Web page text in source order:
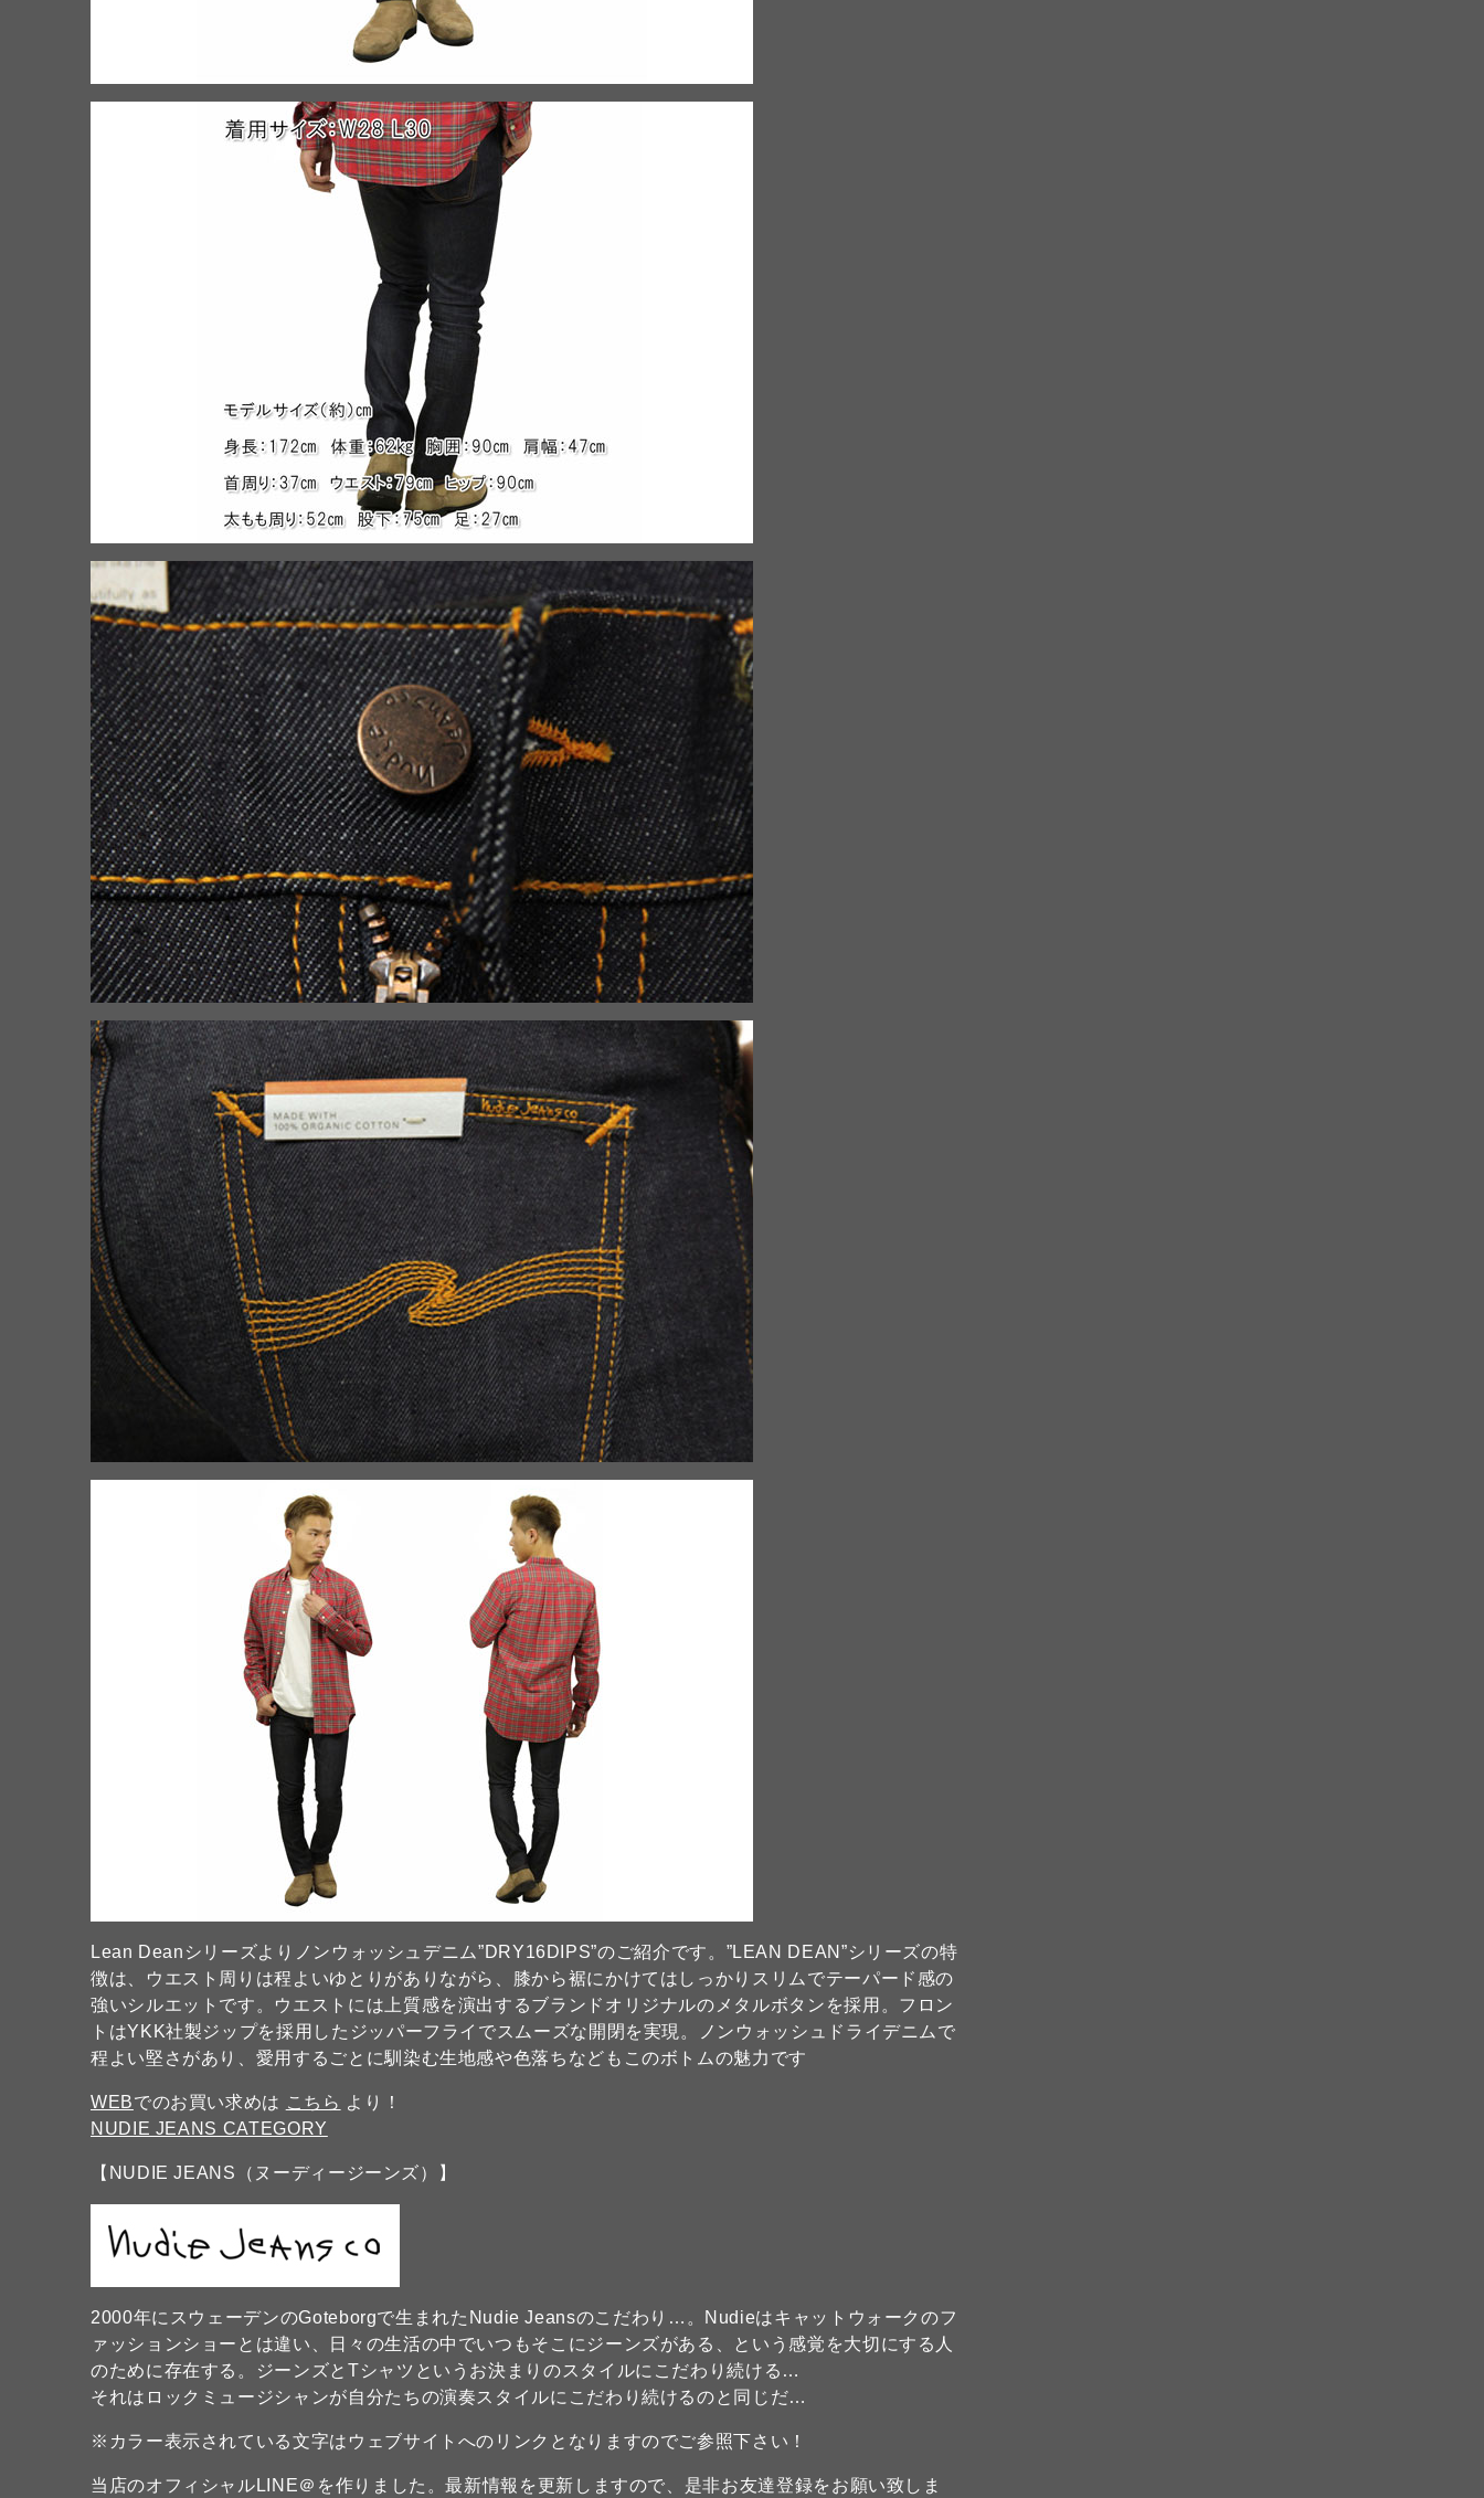
Lean Deanシリーズよりノンウォッシュデニム”DRY16DIPS”のご紹介です。”LEAN DEAN”シリーズの特
徴は、ウエスト周りは程よいゆとりがありながら、膝から裾にかけてはしっかりスリムでテーパード感の
強いシルエットです。ウエストには上質感を演出するブランドオリジナルのメタルボタンを採用。フロン
トはYKK社製ジップを採用したジッパーフライでスムーズな開閉を実現。ノンウォッシュドライデニムで
程よい堅さがあり、愛用するごとに馴染む生地感や色落ちなどもこのボトムの魅力です
WEBでのお買い求めは こちら より！
NUDIE JEANS CATEGORY
【NUDIE JEANS（ヌーディージーンズ）】
2000年にスウェーデンのGoteborgで生まれたNudie Jeansのこだわり…。Nudieはキャットウォークのフ
ァッションショーとは違い、日々の生活の中でいつもそこにジーンズがある、という感覚を大切にする人
のために存在する。ジーンズとTシャツというお決まりのスタイルにこだわり続ける…
それはロックミュージシャンが自分たちの演奏スタイルにこだわり続けるのと同じだ…
※カラー表示されている文字はウェブサイトへのリンクとなりますのでご参照下さい！
当店のオフィシャルLINE＠を作りました。最新情報を更新しますので、是非お友達登録をお願い致しま